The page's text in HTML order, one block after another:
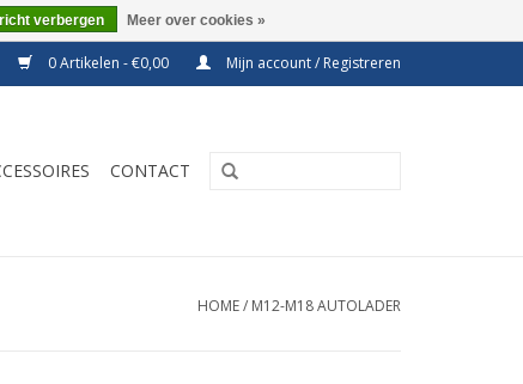
0 Artikelen - €0,00 Mijn account / Registreren
CONTACT
HOME/ M12-M18 AUTOLADER
verbergen Meer over cookies »